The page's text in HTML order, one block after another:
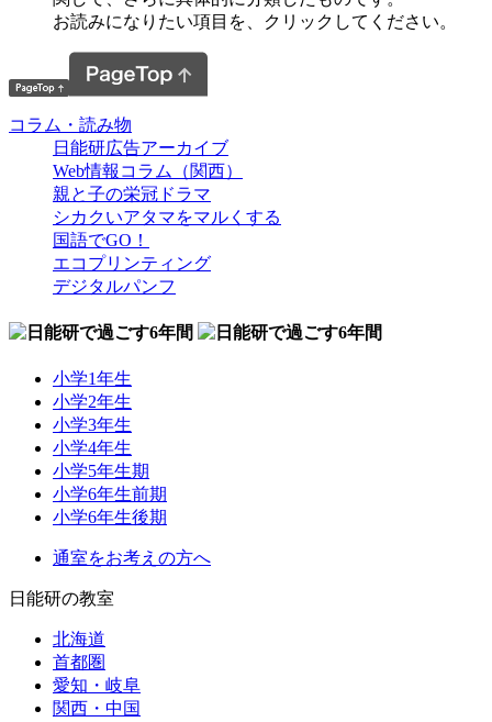
お読みになりたい項目を、クリックしてください。
コラム・読み物
日能研広告アーカイブ
Web情報コラム（関西）
親と子の栄冠ドラマ
シカクいアタマをマルくする
国語でGO！
エコプリンティング
デジタルパンフ
小学1年生
小学2年生
小学3年生
小学4年生
小学5年生期
小学6年生前期
小学6年生後期
通室をお考えの方へ
日能研の教室
北海道
首都圏
愛知・岐阜
関西・中国